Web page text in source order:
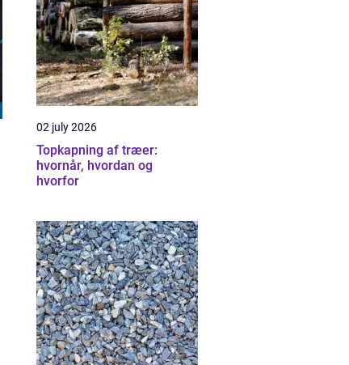
02 july 2026
Topkapning af træer:
hvornår, hvordan og
hvorfor